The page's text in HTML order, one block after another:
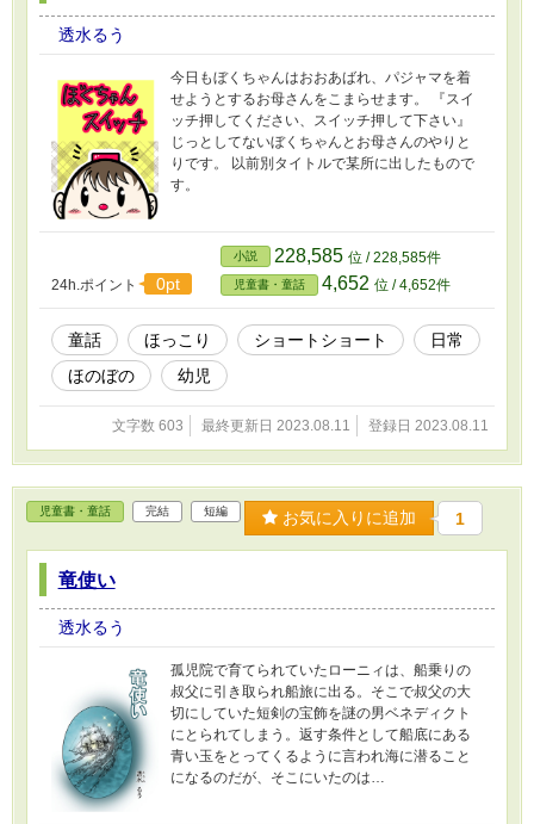
透水るう
今日もぼくちゃんはおおあばれ、パジャマを着
せようとするお母さんをこまらせます。 『スイ
ッチ押してください、スイッチ押して下さい』
じっとしてないぼくちゃんとお母さんのやりと
りです。 以前別タイトルで某所に出したもので
す。
24h.ポイント 0pt
小説 228,585 位 / 228,585件
児童書・童話 4,652 位 / 4,652件
童話 ほっこり ショートショート
日常
ほのぼの
幼児
文字数 603 最終更新日 2023.08.11 登録日 2023.08.11
児童書・童話 完結 短編 お気に入りに追加 1
竜使い
透水るう
孤児院で育てられていたローニィは、船乗りの
叔父に引き取られ船旅に出る。そこで叔父の大
切にしていた短剣の宝飾を謎の男ベネディクト
にとられてしまう。返す条件として船底にある
青い玉をとってくるように言われ海に潜ること
になるのだが、そこにいたのは…